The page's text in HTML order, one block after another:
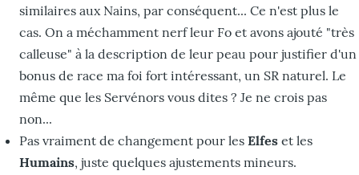
similaires aux Nains, par conséquent... Ce n'est plus le
cas. On a méchamment nerf leur Fo et avons ajouté "très
calleuse" à la description de leur peau pour justifier d'un
bonus de race ma foi fort intéressant, un SR naturel. Le
même que les Servénors vous dites ? Je ne crois pas
non...
Pas vraiment de changement pour les Elfes et les
Humains, juste quelques ajustements mineurs.